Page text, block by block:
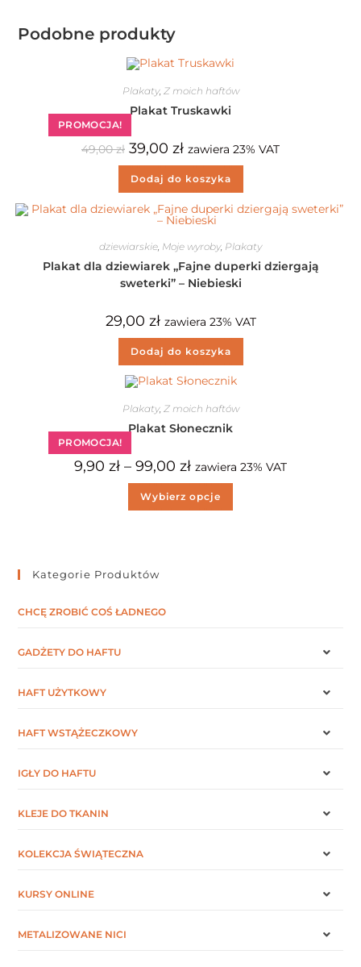
Podobne produkty
PROMOCJA!
Plakaty, Z moich haftów
Plakat Truskawki
49,00zł 39,00 zł zawiera 23% VAT
Dodaj do koszyka
dziewiarskie Moje wyroby, Plakaty
Plakat dla dziewiarek „Fajne duperki dziergają
sweterki” – Niebieski
29,00 zł zawiera 23% VAT
Dodaj do koszyka
PROMOCJA!
Plakaty, Z moich haftów
Plakat Słonecznik
9,90 zł – 99,00 zł zawiera 23% VAT
Wybierz opcje
Kategorie Produktów
CHCĘ ZROBIĆ COŚ ŁADNEGO
GADŻETY DO HAFTU
HAFT UŻYTKOWY
HAFT WSTĄŻECZKOWY
IGŁY DO HAFTU
KLEJE DO TKANIN
KOLEKCJA ŚWIĄTECZNA
KURSY ONLINE
METALIZOWANE NICI